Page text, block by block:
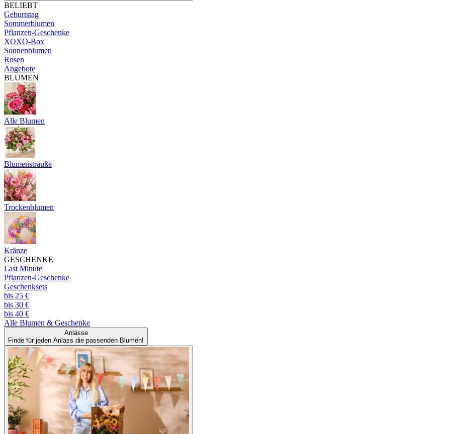
BELIEBT
Geburtstag
Sommerblumen
Pflanzen-Geschenke
XOXO-Box
Sonnenblumen
Rosen
Angebote
BLUMEN
Alle Blumen
Blumensträuße
Trockenblumen
Kränze
GESCHENKE
Last Minute
Pflanzen-Geschenke
Geschenksets
bis 25 €
bis 30 €
bis 40 €
Alle Blumen & Geschenke
Anlässe
Finde für jeden Anlass die passenden Blumen!